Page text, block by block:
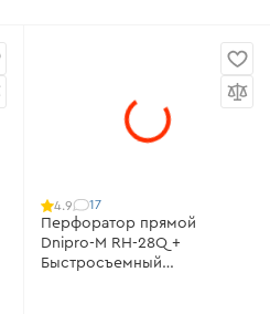
4.9 17
Перфоратор прямой
Dnipro-M RH-28Q +
Быстросъемный